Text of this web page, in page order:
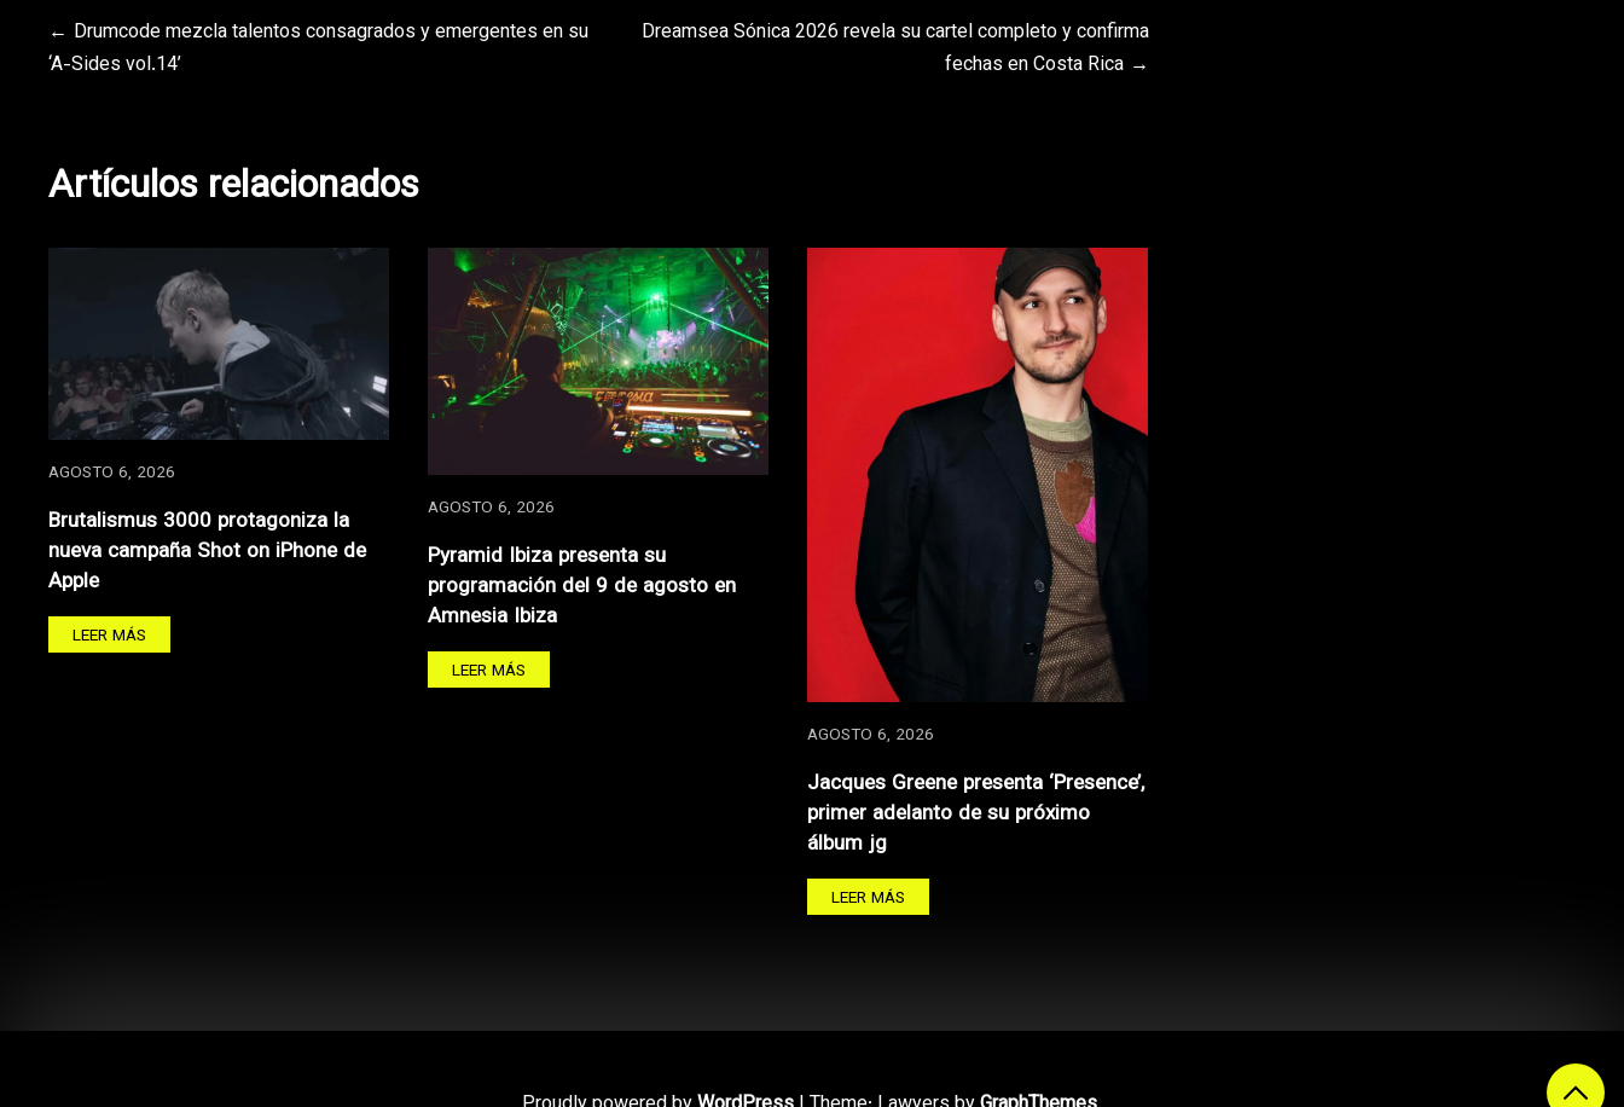
Navegación
entradas
Drumcode mezcla talentos consagrados y emergentes en su
‘A-Sides vol.14’
Dreamsea Sónica 2026 revela su cartel completo y confirma
fechas en Costa Rica
Artículos relacionados
AGOSTO 6, 2026
Brutalismus 3000 protagoniza la
nueva campaña Shot on iPhone de
Apple
LEER MÁS
AGOSTO 6, 2026
Pyramid Ibiza presenta su
programación del 9 de agosto en
Amnesia Ibiza
LEER MÁS
AGOSTO 6, 2026
Jacques Greene presenta ‘Presence’,
primer adelanto de su próximo
álbum jg
LEER MÁS